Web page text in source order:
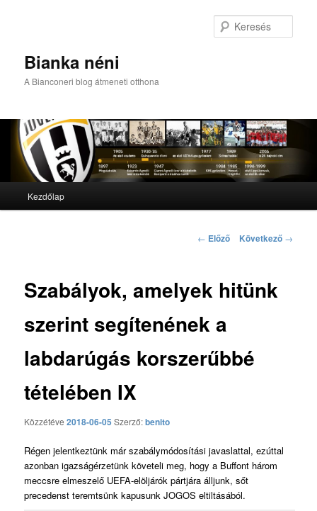
Bianka néni
A Bianconeri blog átmeneti otthona
Tovább az elsődleges tartalomra
Tovább a másodlagos tartalomra
Kezdőlap
Bejegyzés navigáció
← Előző Következő →
Szabályok, amelyek hitünk
szerint segítenének a
labdarúgás korszerűbbé
tételében IX
Közzétéve2018-06-05 Szerző:benito
Régen jelentkeztünk már szabálymódosítási javaslattal, ezúttal
azonban igazságérzetünk követeli meg, hogy a Buffont három
meccsre elmeszelő UEFA-elöljárók pártjára álljunk, sőt
precedenst teremtsünk kapusunk JOGOS eltiltásából.